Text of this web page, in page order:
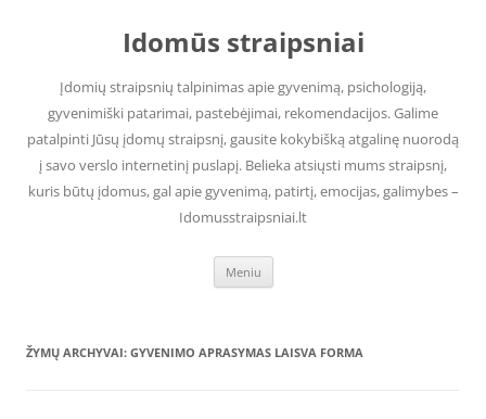
Idomūs straipsniai
Įdomių straipsnių talpinimas apie gyvenimą, psichologiją,
gyvenimiški patarimai, pastebėjimai, rekomendacijos. Galime
patalpinti Jūsų įdomų straipsnį, gausite kokybišką atgalinę nuorodą
į savo verslo internetinį puslapį. Belieka atsiųsti mums straipsnį,
kuris būtų įdomus, gal apie gyvenimą, patirtį, emocijas, galimybes –
Idomusstraipsniai.lt
Meniu
ŽYMŲ ARCHYVAI: GYVENIMO APRASYMAS LAISVA FORMA